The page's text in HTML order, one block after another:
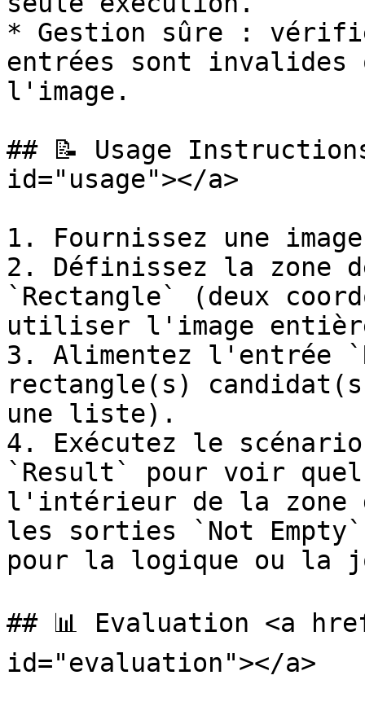
* Gestion sûre :
entrées sont invalides
l'image.
## 📝 Usage
id="usage"></a>
1. Fournissez une
2. Définissez la zone
`Rectangle` (deux
utiliser l'image
3. Alimentez l'entrée
rectangle(s)
une liste).
4. Exécutez le
`Result` pour voir
l'intérieur de la zone
les sorties `Not
pour la logique ou la
## 📊 Evaluation <a
id="evaluation"></a>